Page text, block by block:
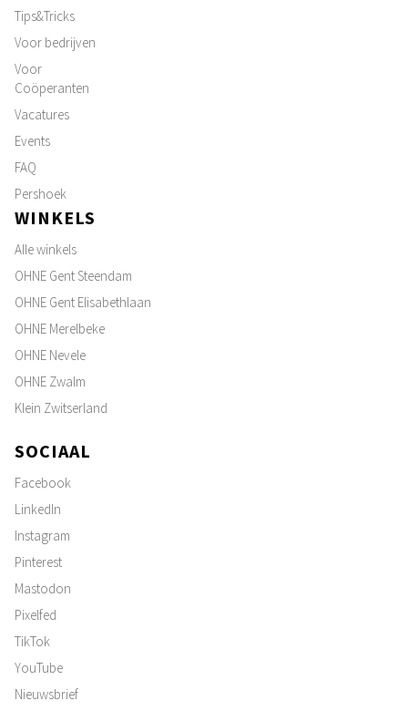
Tips&Tricks
Voor bedrijven
Voor
Coöperanten
Vacatures
Events
FAQ
Pershoek
WINKELS
Alle winkels
OHNE Gent Steendam
OHNE Gent Elisabethlaan
OHNE Merelbeke
OHNE Nevele
OHNE Zwalm
Klein Zwitserland
SOCIAAL
Facebook
LinkedIn
Instagram
Pinterest
Mastodon
Pixelfed
TikTok
YouTube
Nieuwsbrief